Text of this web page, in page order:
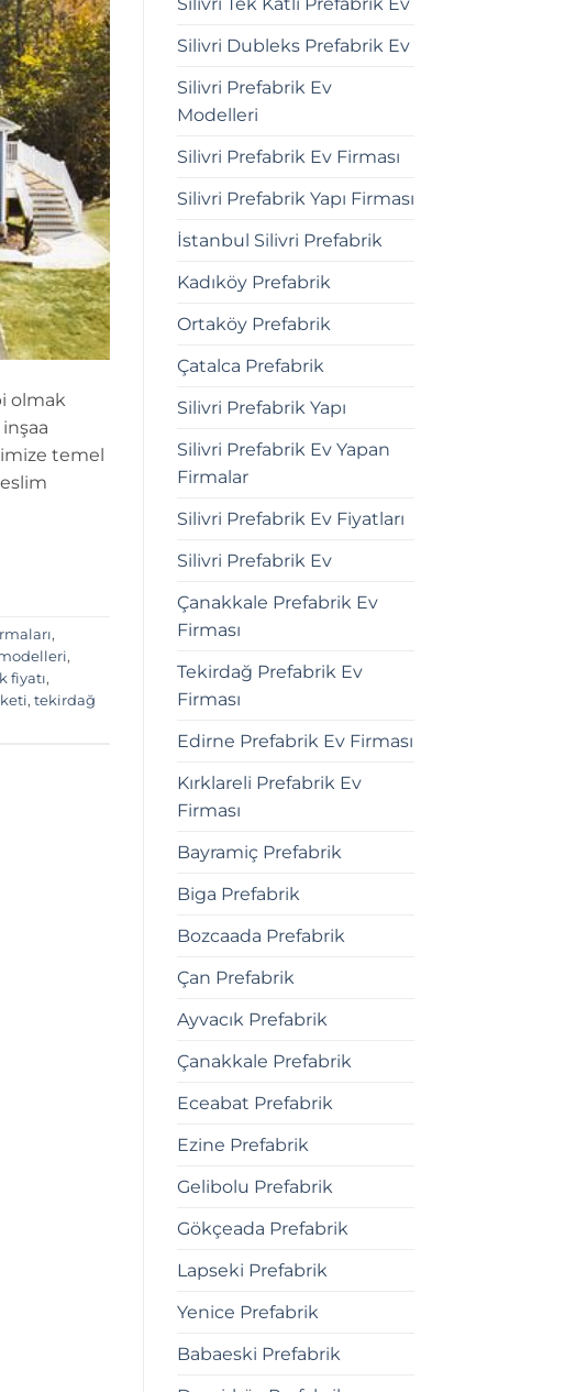
olmak
temel
,
,
fiyatı,
, tekirdağ
Silivri Dubleks Prefabrik Ev
Silivri Prefabrik Ev
Modelleri
Silivri Prefabrik Ev Firması
Silivri Prefabrik Yapı Firması
İstanbul Silivri Prefabrik
Kadıköy Prefabrik
Ortaköy Prefabrik
Çatalca Prefabrik
Silivri Prefabrik Yapı
Silivri Prefabrik Ev Yapan
Firmalar
Silivri Prefabrik Ev Fiyatları
Silivri Prefabrik Ev
Çanakkale Prefabrik Ev
Firması
Tekirdağ Prefabrik Ev
Firması
Edirne Prefabrik Ev Firması
Kırklareli Prefabrik Ev
Firması
Bayramiç Prefabrik
Biga Prefabrik
Bozcaada Prefabrik
Çan Prefabrik
Ayvacık Prefabrik
Çanakkale Prefabrik
Eceabat Prefabrik
Ezine Prefabrik
Gelibolu Prefabrik
Gökçeada Prefabrik
Lapseki Prefabrik
Yenice Prefabrik
Babaeski Prefabrik